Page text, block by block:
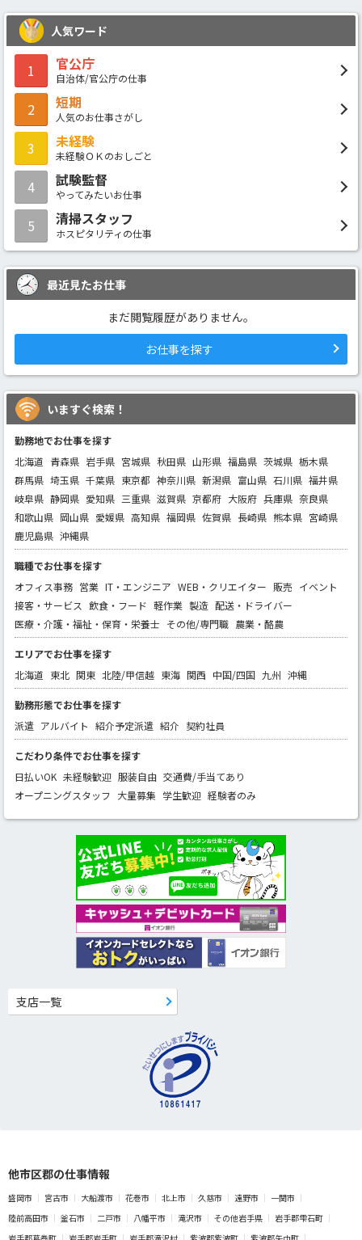
人気ワード
1 官公庁
自治体/官公庁の仕事
2 短期
人気のお仕事さがし
3 未経験
未経験ＯＫのおしごと
4 試験監督
やってみたいお仕事
5 清掃スタッフ
ホスピタリティの仕事
最近見たお仕事
まだ閲覧履歴がありません。
お仕事を探す
いますぐ検索！
勤務地でお仕事を探す
北海道 青森県 岩手県 宮城県 秋田県 山形県 福島県 茨城県 栃木県
群馬県 埼玉県 千葉県 東京都 神奈川県 新潟県 富山県 石川県 福井県
岐阜県 静岡県 愛知県 三重県 滋賀県 京都府 大阪府 兵庫県 奈良県
和歌山県 岡山県 愛媛県 高知県 福岡県 佐賀県 長崎県 熊本県 宮崎県
鹿児島県 沖縄県
職種でお仕事を探す
オフィス事務 営業 IT・エンジニア WEB・クリエイター 販売 イベント
接客・サービス 飲食・フード 軽作業 製造 配送・ドライバー
医療・介護・福祉・保育・栄養士 その他/専門職 農業・酪農
エリアでお仕事を探す
北海道 東北 関東 北陸/甲信越 東海 関西 中国/四国 九州 沖縄
勤務形態でお仕事を探す
派遣 アルバイト 紹介予定派遣 紹介 契約社員
こだわり条件でお仕事を探す
日払いOK 未経験歓迎 服装自由 交通費/手当てあり
オープニングスタッフ 大量募集 学生歓迎 経験者のみ
支店一覧
他市区郡の仕事情報
盛岡市 宮古市 大船渡市 花巻市 北上市 久慈市 遠野市
一関市
陸前高田市
釜石市 二戸市 八幡平市 滝沢市 その他岩手県
岩手郡雫石町